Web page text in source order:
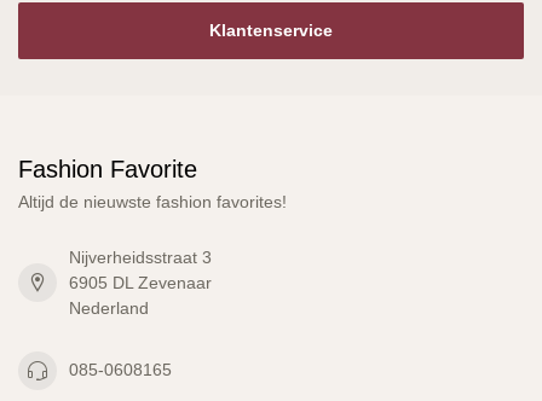
Klantenservice
Fashion Favorite
Altijd de nieuwste fashion favorites!
Nijverheidsstraat 3
6905 DL Zevenaar
Nederland
085-0608165